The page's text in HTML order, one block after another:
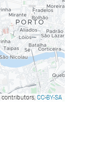
contributors, CC-BY-SA